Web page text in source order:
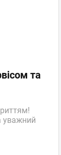
та
уважний